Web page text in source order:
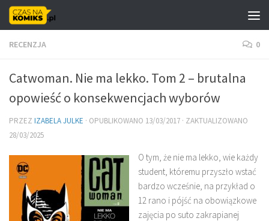
Skip to content
RECENZJA 0
Catwoman. Nie ma lekko. Tom 2 – brutalna
opowieść o konsekwencjach wyborów
PRZEZ IZABELA JULKE · OPUBLIKOWANO 13/03/2017 · ZAKTUALIZOWANO
28/03/2025
O tym, że nie ma lekko, wie każdy
student, któremu przyszło wstać
bardzo wcześnie, na przykład o
12 rano i pójść na obowiązkowe
zajęcia po suto zakrapianej